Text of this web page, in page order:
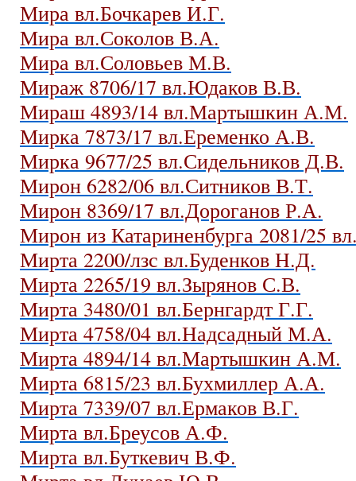
Мира вл.Бочкарев И.Г.
Мира вл.Соколов В.А.
Мира вл.Соловьев М.В.
Мираж 8706/17 вл.Юдаков В.В.
Мираш 4893/14 вл.Мартышкин А.М.
Мирка 7873/17 вл.Еременко А.В.
Мирка 9677/25 вл.Сидельников Д.В.
Мирон 6282/06 вл.Ситников В.Т.
Мирон 8369/17 вл.Дороганов Р.А.
Мирон из Катариненбурга 2081/25
Мирта 2200/лзс вл.Буденков Н.Д.
Мирта 2265/19 вл.Зырянов С.В.
Мирта 3480/01 вл.Бернгардт Г.Г.
Мирта 4758/04 вл.Надсадный М.А.
Мирта 4894/14 вл.Мартышкин А.М.
Мирта 6815/23 вл.Бухмиллер А.А.
Мирта 7339/07 вл.Ермаков В.Г.
Мирта вл.Бреусов А.Ф.
Мирта вл.Буткевич В.Ф.